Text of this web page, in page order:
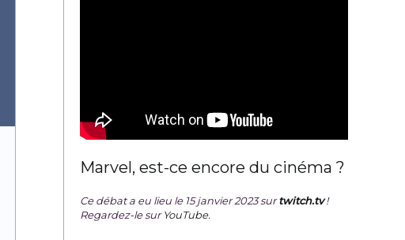
Marvel, est-ce encore du cinéma ?
Ce débat a eu lieu le 15 janvier 2023 surtwitch.tv !
Regardez-le surYouTube.